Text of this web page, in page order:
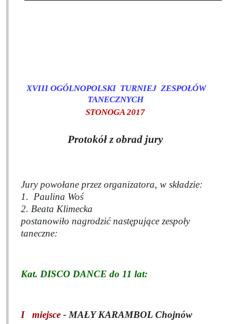
XVIII OGÓLNOPOLSKI TURNIEJ ZESPOŁÓW
TANECZNYCH
STONOGA 2017
Protokół z obrad jury
Jury powołane przez organizatora, w składzie:
1.
Paulina Woś
2. Beata Klimecka
postanowiło nagrodzić następujące zespoły
taneczne:
Kat. DISCO DANCE do 11 lat:
I miejsce - MAŁY KARAMBOL Chojnów